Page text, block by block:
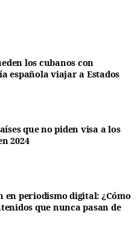
los cubanos con
española viajar a Estados
que no piden visa a los
2024
en periodismo digital: ¿Cómo
que nunca pasan de